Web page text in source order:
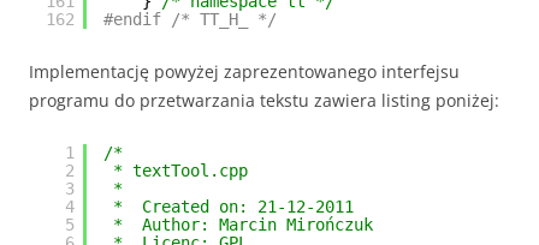
162
#endif /* TT_H_ */
Implementację powyżej zaprezentowanego interfejsu
programu do przetwarzania tekstu zawiera listing poniżej:
1
2
3
4
5
/*
* textTool.cpp
*
*  Created on: 21-12-2011
*  Author: Marcin Mirończuk